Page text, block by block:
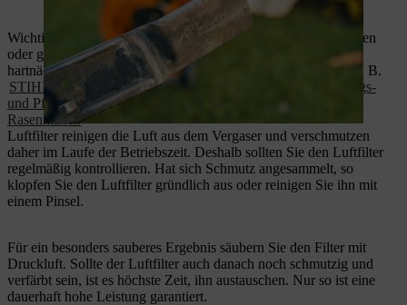
Wichtig ist, dass sich Schmutz und Pflanzenreste nicht festsetzen
oder gar über den Winter verschimmeln oder eintrocknen. Bei
hartnäckigen Verschmutzungen hilft ein Spezialreiniger, wie z. B.
STIHL Multiclean
. Entdecken Sie außerdem unser
Reinigungs-
und Pflegemittelset für iMOW® Mähroboter und STIHL
Rasenmäher.
Luftfilter reinigen die Luft aus dem Vergaser und verschmutzen
daher im Laufe der Betriebszeit. Deshalb sollten Sie den Luftfilter
regelmäßig kontrollieren. Hat sich Schmutz angesammelt, so
klopfen Sie den Luftfilter gründlich aus oder reinigen Sie ihn mit
einem Pinsel.
Für ein besonders sauberes Ergebnis säubern Sie den Filter mit
Druckluft. Sollte der Luftfilter auch danach noch schmutzig und
verfärbt sein, ist es höchste Zeit, ihn austauschen. Nur so ist eine
dauerhaft hohe Leistung garantiert.